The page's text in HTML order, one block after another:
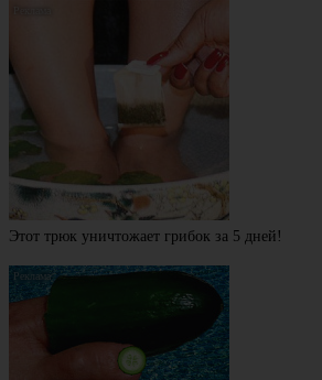
Этот трюк уничтожает грибок за 5 дней!